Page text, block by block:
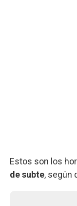
Estos son los
de subte, según